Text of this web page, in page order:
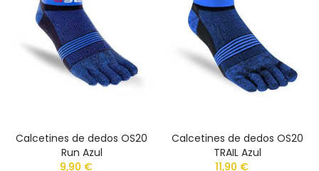
Calcetines de dedos OS20
Run Azul
9,90 €
Calcetines de dedos OS20
TRAIL Azul
11,90 €